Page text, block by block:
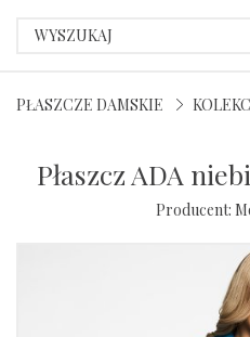
PŁASZCZE DAMSKIE
Płaszcz ADA
Producent: